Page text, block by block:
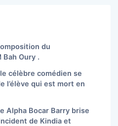
du
Oury .
célèbre comédien se
l’élève qui est mort en
Alpha Bocar Barry brise
de Kindia et